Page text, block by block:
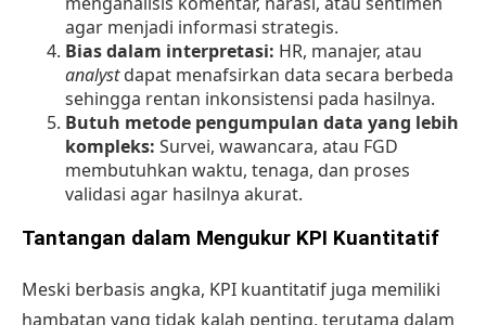
agar menjadi informasi strategis.
Bias dalam interpretasi: HR, manajer, atau
analystdapat menafsirkan data secara berbeda
sehingga rentan inkonsistensi pada hasilnya.
Butuh metode pengumpulan data yang lebih
kompleks: Survei, wawancara, atau FGD
membutuhkan waktu, tenaga, dan proses
validasi agar hasilnya akurat.
Tantangan dalam Mengukur KPI Kuantitatif
Meski berbasis angka, KPI kuantitatif juga memiliki
hambatan yang tidak kalah penting, terutama dalam